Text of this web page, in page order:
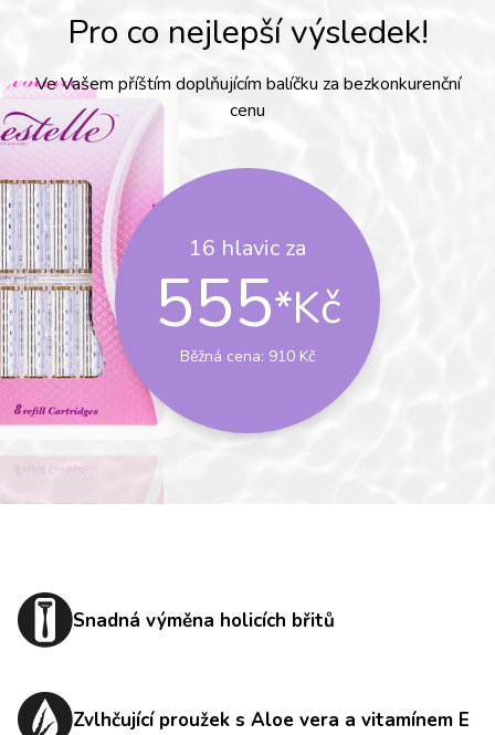
Pro co nejlepší výsledek!
Ve Vašem příštím doplňujícím balíčku za bezkonkurenční
cenu
16 hlavic za
555*Kč
Běžná cena: 910 Kč
Snadná výměna holicích břitů
Zvlhčující proužek s Aloe vera a vitamínem E